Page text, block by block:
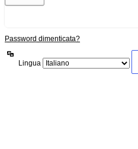
Password dimenticata?
Lingua